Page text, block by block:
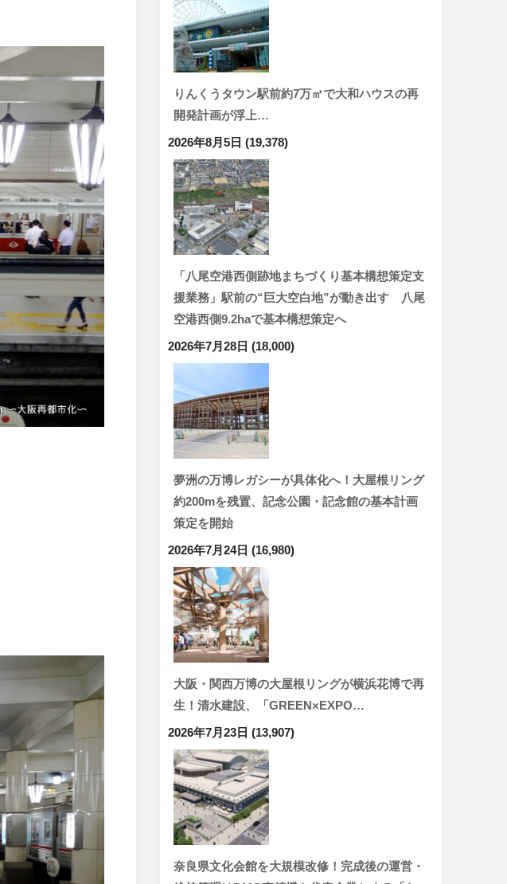
りんくうタウン駅前約7万㎡で大和ハウスの再
開発計画が浮上…
2026年8月5日 (19,378)
「八尾空港西側跡地まちづくり基本構想策定支
援業務」駅前の“巨大空白地”が動き出す 八尾
空港西側9.2haで基本構想策定へ
2026年7月28日 (18,000)
夢洲の万博レガシーが具体化へ！大屋根リング
約200mを残置、記念公園・記念館の基本計画
策定を開始
2026年7月24日 (16,980)
大阪・関西万博の大屋根リングが横浜花博で再
生！清水建設、「GREEN×EXPO…
2026年7月23日 (13,907)
奈良県文化会館を大規模改修！完成後の運営・